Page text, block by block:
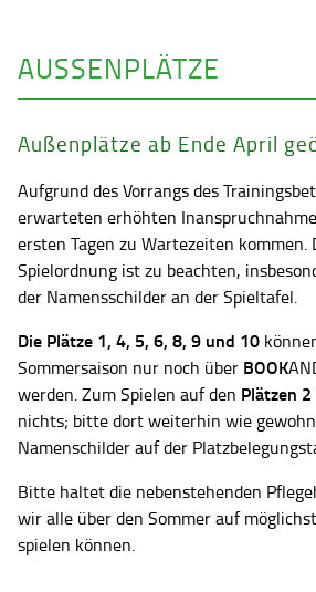
AUSSENPLÄTZE
Außenplätze ab Ende April
Aufgrund des Vorrangs des
erwarteten erhöhten
ersten Tagen zu Wartezeiten kommen.
Spielordnung ist zu beachten,
der Namensschilder an der Spieltafel.
Die Plätze 1, 4, 5, 6, 8, 9 und 10
Sommersaison nur noch über BOOK
werden. Zum Spielen auf den Plätzen
nichts; bitte dort weiterhin wie
Namenschilder auf der
Bitte haltet die nebenstehenden
wir alle über den Sommer auf
spielen können.